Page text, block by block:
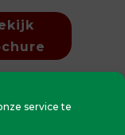
service te